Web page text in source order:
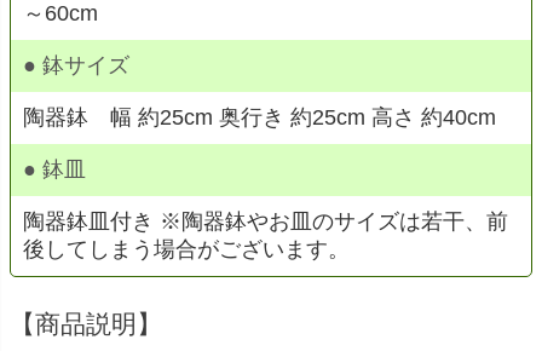
～60cm
● 鉢サイズ
陶器鉢 幅 約25cm 奥行き 約25cm 高さ 約40cm
● 鉢皿
陶器鉢皿付き ※陶器鉢やお皿のサイズは若干、前
後してしまう場合がございます。
【商品説明】